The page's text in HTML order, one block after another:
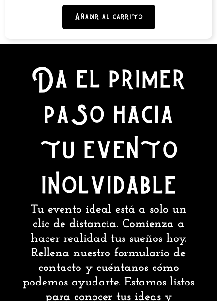
Añadir al carrito
Da el primer
paso hacia
tu evento
inolvidable
Tu evento ideal está a solo un
clic de distancia. Comienza a
hacer realidad tus sueños hoy.
Rellena nuestro formulario de
contacto y cuéntanos cómo
podemos ayudarte. Estamos listos
para conocer tus ideas y